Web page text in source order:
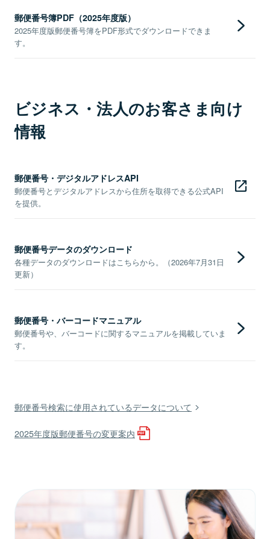
郵便番号簿PDF（2025年度版）
2025年度版郵便番号簿をPDF形式でダウンロードできま
す。
ビジネス・法人のお客さま向け
情報
郵便番号・デジタルアドレスAPI
郵便番号とデジタルアドレスから住所を取得できる公式API
を提供。
郵便番号データのダウンロード
各種データのダウンロードはこちらから。（2026年7月31日
更新）
郵便番号・バーコードマニュアル
郵便番号や、バーコードに関するマニュアルを掲載していま
す。
郵便番号検索に使用されているデータについて
2025年度版郵便番号の変更案内